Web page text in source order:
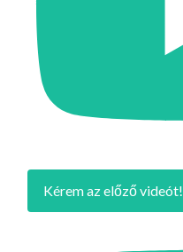
Kérem az előző videót!